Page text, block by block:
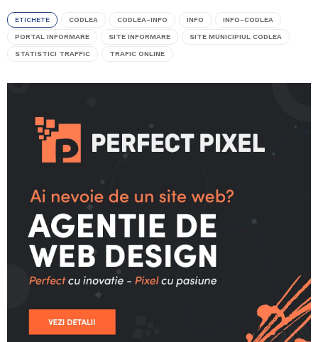
ETICHETE CODLEA CODLEA-INFO INFO INFO-CODLEA
PORTAL INFORMARE SITE INFORMARE SITE MUNICIPIUL CODLEA
STATISTICI TRAFFIC TRAFIC ONLINE